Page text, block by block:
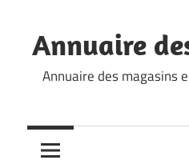
to
content
Annuaire
Annuaire des magasins